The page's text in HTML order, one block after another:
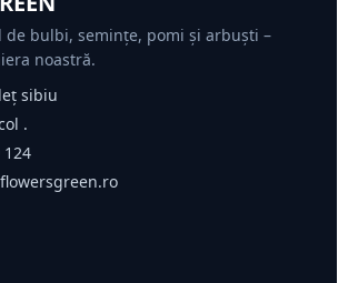
de bulbi, semințe, pomi și arbuști –
noastră.
sibiu
.
124